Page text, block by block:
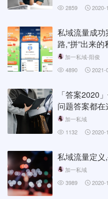
2859
2020-
私域流量成
路,“拼”出来
加一私域-阳俊
4890
2021-
「答案2020
问题答案都在
加一私域
1132
2020-
私域流量定
加一私域
3989
2020-